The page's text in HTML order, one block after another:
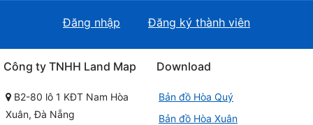
Đăng nhập Đăng ký thành viên
Công ty TNHH Land Map
B2-80 lô 1 KĐT Nam Hòa
Xuân, Đà Nẵng
Download
Bản đồ Hòa Quý
Bản đồ Hòa Xuân